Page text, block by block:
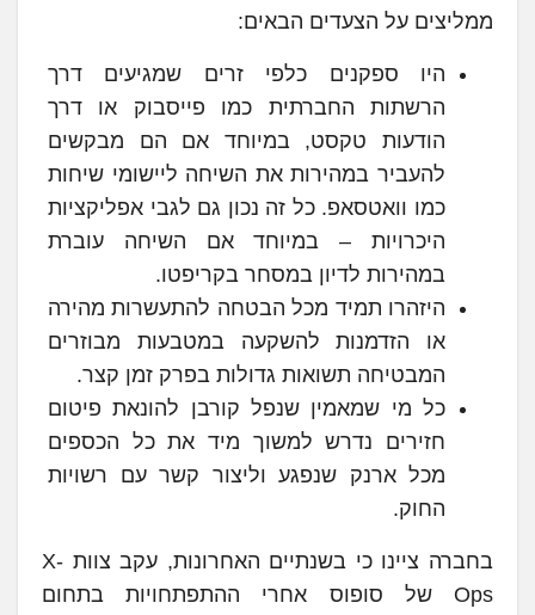
ממליצים על הצעדים הבאים:
היו ספקנים כלפי זרים שמגיעים דרך
הרשתות החברתית כמו פייסבוק או דרך
הודעות טקסט, במיוחד אם הם מבקשים
להעביר במהירות את השיחה ליישומי שיחות
כמו וואטסאפ. כל זה נכון גם לגבי אפליקציות
היכרויות – במיוחד אם השיחה עוברת
במהירות לדיון במסחר בקריפטו.
היזהרו תמיד מכל הבטחה להתעשרות מהירה
או הזדמנות להשקעה במטבעות מבוזרים
המבטיחה תשואות גדולות בפרק זמן קצר.
כל מי שמאמין שנפל קורבן להונאת פיטום
חזירים נדרש למשוך מיד את כל הכספים
מכל ארנק שנפגע וליצור קשר עם רשויות
החוק.
בחברה ציינו כי בשנתיים האחרונות, עקב צוות X-
Ops של סופוס אחרי ההתפתחויות בתחום